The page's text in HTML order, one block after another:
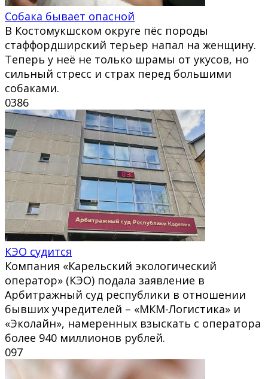
Собака бывает опасной
В Костомукшском округе пёс породы
стаффордширский терьер напал на женщину.
Теперь у неё не только шрамы от укусов, но
сильный стресс и страх перед большими
собаками.
0386
КЭО судится
Компания «Карельский экологический
оператор» (КЭО) подала заявление в
Арбитражный суд республики в отношении
бывших учредителей – «МКМ-Логистика» и
«Эколайн», намеренных взыскать с оператора
более 940 миллионов рублей.
097